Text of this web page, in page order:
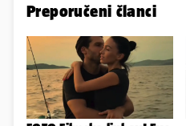
Preporučeni članci